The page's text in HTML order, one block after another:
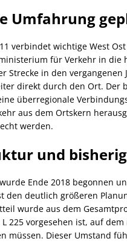
Umfahrung
verbindet wichtige West
für Verkehr in
Strecke in den
direkt durch den Ort.
überregionale
aus dem Ortskern
werden.
und
Ende 2018 begonnen
den deutlich größeren
wurde aus dem
225 vorgesehen ist, auf
müssen. Dieser Umstand